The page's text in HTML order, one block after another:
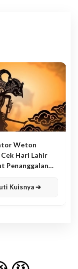
Weton
Hari Lahir
Penanggalan
Kuisnya ➔